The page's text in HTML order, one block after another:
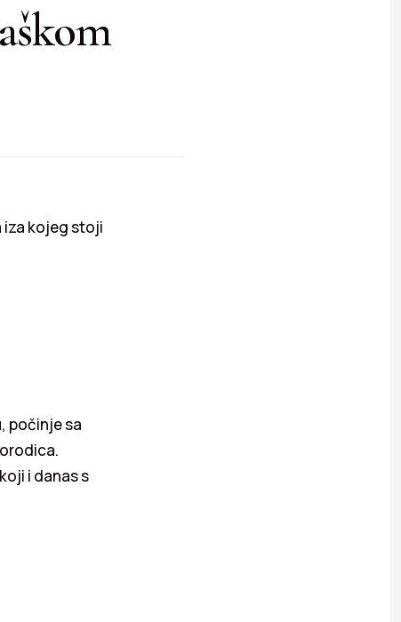
iza kojeg stoji
počinje sa
i danas s